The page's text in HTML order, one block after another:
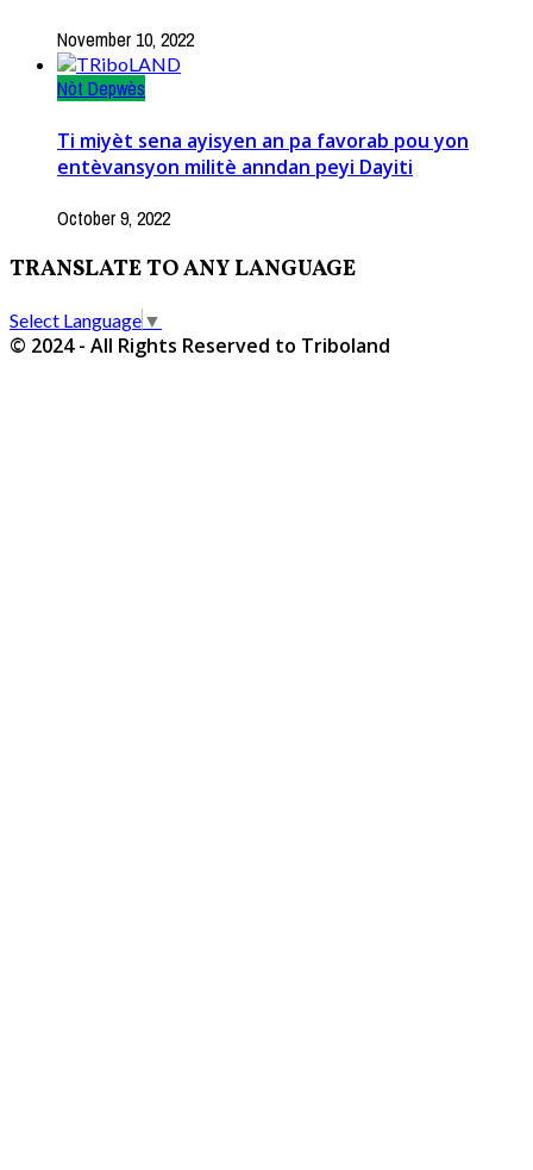
November 10, 2022
Nòt Depwès
Ti miyèt sena ayisyen an pa favorab pou yon
entèvansyon militè anndan peyi Dayiti
October 9, 2022
TRANSLATE TO ANY LANGUAGE
Select Language ▼
© 2024 - All Rights Reserved to Triboland